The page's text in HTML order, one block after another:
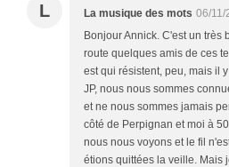
L La musique des mots 06/11/
Bonjour Annick. C'est un très
route quelques amis de ces
est qui résistent, peu, mais il
JP, nous nous sommes
et ne nous sommes jamais
côté de Perpignan et moi à
nous nous voyons et le fil
étions quittées la veille. Mais